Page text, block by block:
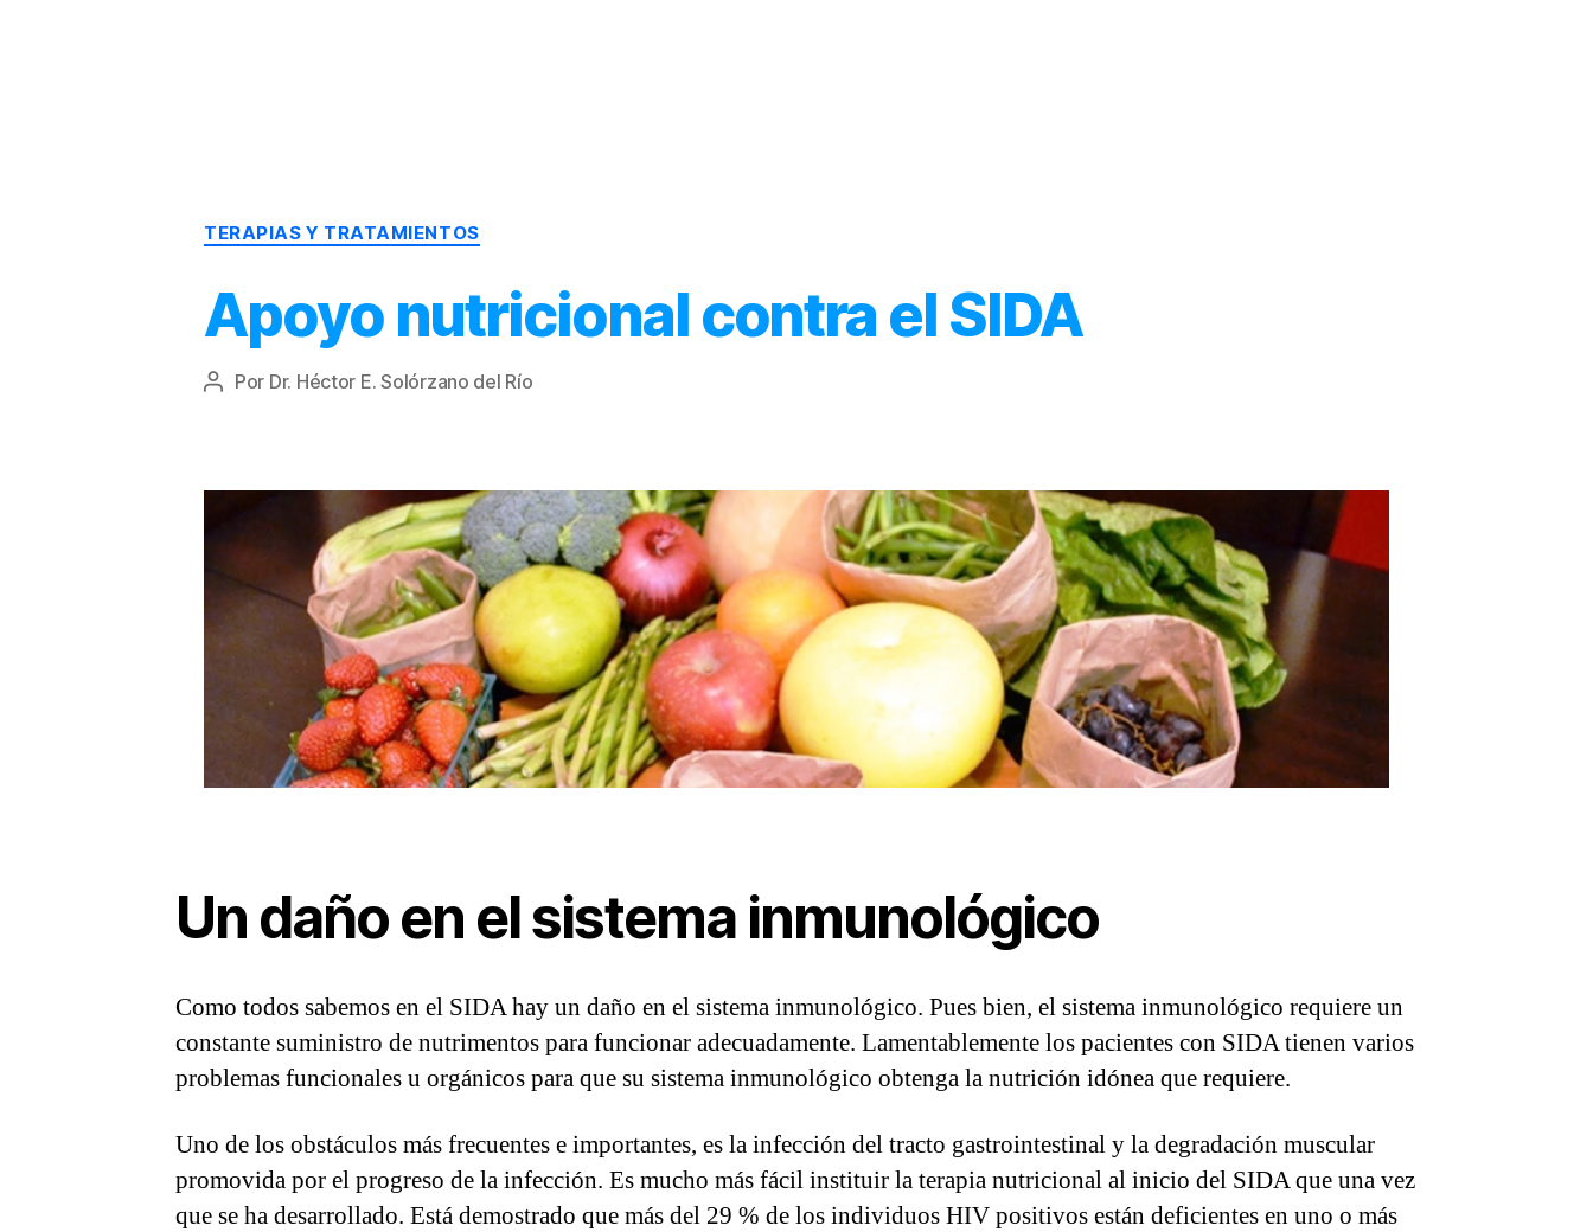
TERAPIAS Y TRATAMIENTOS
Apoyo nutricional contra el SIDA
Autor
Por Dr. Héctor E. Solórzano del Río
Un daño en el sistema inmunológico
Como todos sabemos en el SIDA hay un daño en el sistema inmunológico. Pues bien, el sistema inmunológico requiere un
constante suministro de nutrimentos para funcionar adecuadamente. Lamentablemente los pacientes con SIDA tienen varios
problemas funcionales u orgánicos para que su sistema inmunológico obtenga la nutrición idónea que requiere.
Uno de los obstáculos más frecuentes e importantes, es la infección del tracto gastrointestinal y la degradación muscular
promovida por el progreso de la infección. Es mucho más fácil instituir la terapia nutricional al inicio del SIDA que una vez
que se ha desarrollado. Está demostrado que más del 29 % de los individuos HIV positivos están deficientes en uno o más